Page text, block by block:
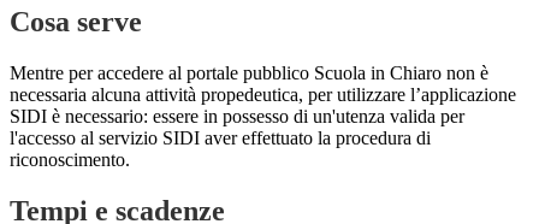
Cosa serve
Mentre per accedere al portale pubblico Scuola in Chiaro non è
necessaria alcuna attività propedeutica, per utilizzare l’applicazione
SIDI è necessario: essere in possesso di un'utenza valida per
l'accesso al servizio SIDI aver effettuato la procedura di
riconoscimento.
Tempi e scadenze